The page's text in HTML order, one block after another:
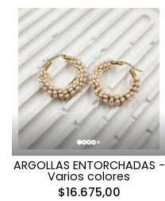
ARGOLLAS ENTORCHADAS -
Varios colores
$16.675,00